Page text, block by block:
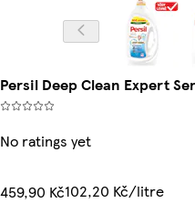
Persil Deep Clean Expert
No ratings yet
459,90 Kč102,20 Kč/litre